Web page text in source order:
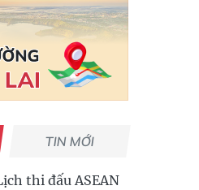
TIN MỚI
thi đấu ASEAN